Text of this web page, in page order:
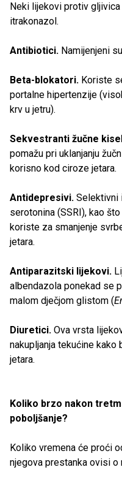
Neki lijekovi protiv
itrakonazol.
Antibiotici. Namijenjeni
Beta-blokatori. Koriste
portalne hipertenzije
krv u jetru).
Sekvestranti žučne
pomažu pri uklanjanju
korisno kod ciroze jetara.
Antidepresivi. Selektivni
serotonina (SSRI), kao
koriste za smanjenje
jetara.
Antiparazitski lijekovi.
albendazola ponekad se
malom dječjom glistom (
Diuretici. Ova vrsta
nakupljanja tekućine
jetara.
Koliko brzo nakon
poboljšanje?
Koliko vremena će proći
njegova prestanka ovisi o